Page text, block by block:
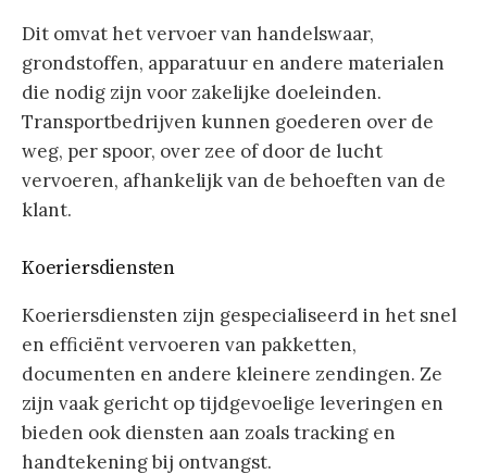
Dit omvat het vervoer van handelswaar,
grondstoffen, apparatuur en andere materialen
die nodig zijn voor zakelijke doeleinden.
Transportbedrijven kunnen goederen over de
weg, per spoor, over zee of door de lucht
vervoeren, afhankelijk van de behoeften van de
klant.
Koeriersdiensten
Koeriersdiensten zijn gespecialiseerd in het snel
en efficiënt vervoeren van pakketten,
documenten en andere kleinere zendingen. Ze
zijn vaak gericht op tijdgevoelige leveringen en
bieden ook diensten aan zoals tracking en
handtekening bij ontvangst.